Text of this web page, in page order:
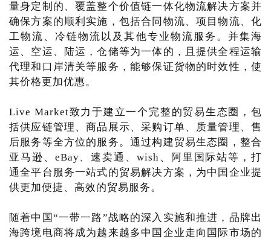
量身定制的、覆盖整个价值链一体化物流解决方案并
确保方案的顺利实施，包括合同物流、项目物流、化
工物流、冷链物流以及其他专业物流服务。并集海
运、空运、陆运，仓储等为一体的，且提供全程运输
代理和口岸清关等服务，能够保证货物的时效性，使
其价格更加优惠。
Live Market致力于建立一个完整的贸易生态圈，包
括供应链管理、商品展示、采购订单、质量管理、售
后服务等全方位的服务。通过构建贸易生态圈，整合
亚马逊、eBay、速卖通、wish、阿里国际站等，打
通全平台服务一站式的贸易解决方案，为中国企业提
供更加便捷、高效的贸易服务。
随着中国“一带一路”战略的深入实施和推进，品牌出
海跨境电商将成为越来越多中国企业走向国际市场的